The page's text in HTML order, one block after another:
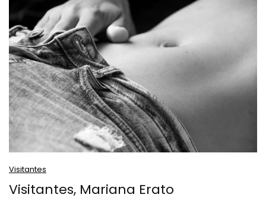
Visitantes
Visitantes, Mariana Erato